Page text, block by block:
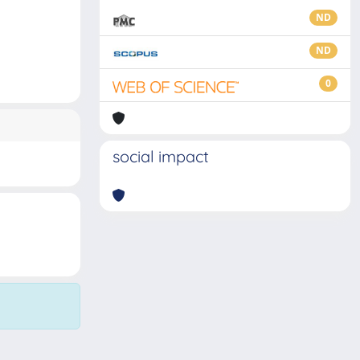
ND
ND
0
social impact